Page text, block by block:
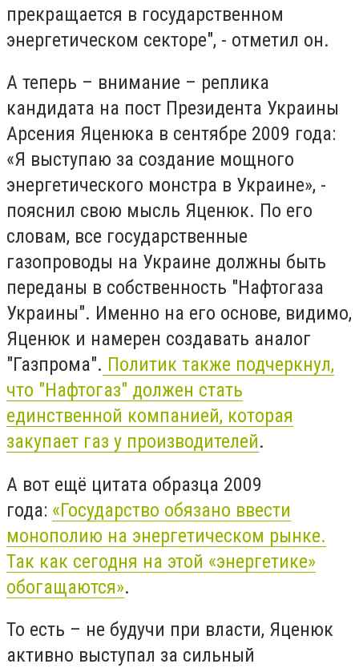
прекращается в государственном
энергетическом секторе", - отметил он.
А теперь – внимание – реплика
кандидата на пост Президента Украины
Арсения Яценюка в сентябре 2009 года:
«Я выступаю за создание мощного
энергетического монстра в Украине», -
пояснил свою мысль Яценюк. По его
словам, все государственные
газопроводы на Украине должны быть
переданы в собственность "Нафтогаза
Украины". Именно на его основе, видимо,
Яценюк и намерен создавать аналог
"Газпрома". Политик также подчеркнул,
что "Нафтогаз" должен стать
единственной компанией, которая
закупает газ у производителей.
А вот ещё цитата образца 2009
года: «Государство обязано ввести
монополию на энергетическом рынке.
Так как сегодня на этой «энергетике»
обогащаются».
То есть – не будучи при власти, Яценюк
активно выступал за сильный